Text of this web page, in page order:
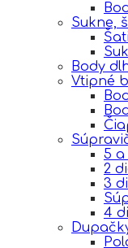
Sukne,
Body
Vtipné
5 a
2
3
4